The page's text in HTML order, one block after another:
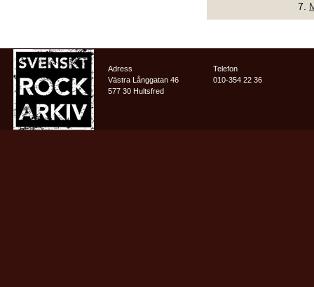
7.
Adress
Västra Långgatan 46
577 30 Hultsfred
Telefon
010-354 22 36